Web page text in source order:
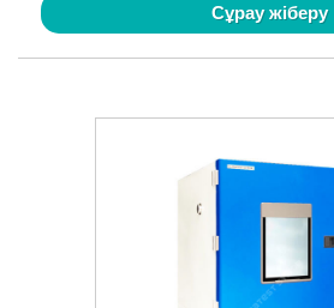
Сұрау жіберу